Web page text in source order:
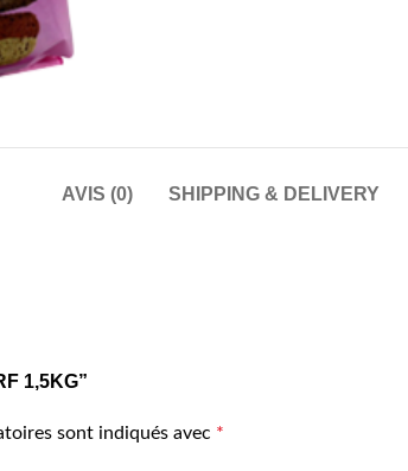
AVIS (0) SHIPPING & DELIVERY
1,5KG”
sont indiqués avec *